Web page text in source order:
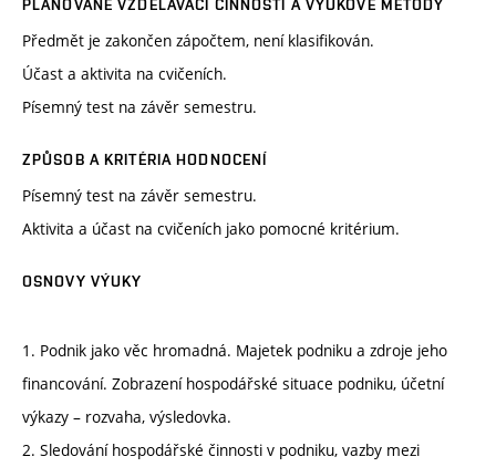
PLÁNOVANÉ VZDĚLÁVACÍ ČINNOSTI A VÝUKOVÉ METODY
Předmět je zakončen zápočtem, není klasifikován.
Účast a aktivita na cvičeních.
Písemný test na závěr semestru.
ZPŮSOB A KRITÉRIA HODNOCENÍ
Písemný test na závěr semestru.
Aktivita a účast na cvičeních jako pomocné kritérium.
OSNOVY VÝUKY
1. Podnik jako věc hromadná. Majetek podniku a zdroje jeho
financování. Zobrazení hospodářské situace podniku, účetní
výkazy – rozvaha, výsledovka.
2. Sledování hospodářské činnosti v podniku, vazby mezi